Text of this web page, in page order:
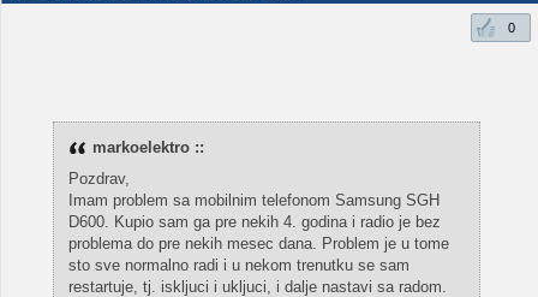
0
markoelektro ::
Pozdrav,
Imam problem sa mobilnim telefonom Samsung SGH
D600. Kupio sam ga pre nekih 4. godina i radio je bez
problema do pre nekih mesec dana. Problem je u tome
sto sve normalno radi i u nekom trenutku se sam
restartuje, tj. iskljuci i ukljuci, i dalje nastavi sa radom.